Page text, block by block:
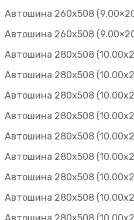
Автошина 260х508
Автошина 260х508
Автошина 280х508
Автошина 280х508
Автошина 280х508
Автошина 280х508
Автошина 280х508
Автошина 280х508
Автошина 280х508
Автошина 280х508